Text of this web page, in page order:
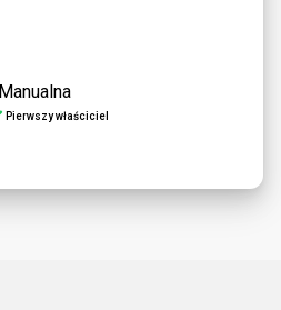
Manualna
Pierwszy właściciel